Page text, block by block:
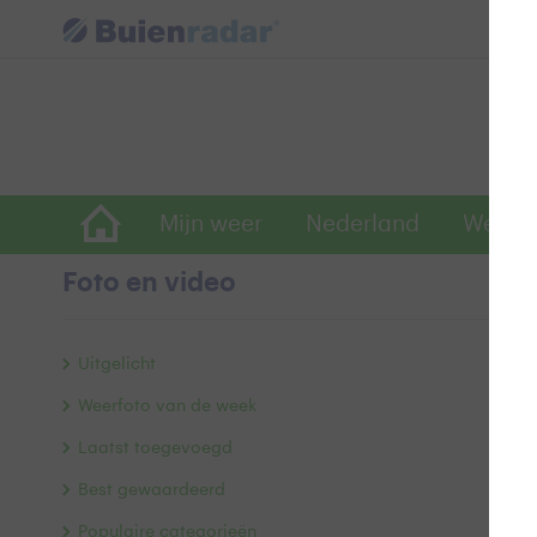
Mijn weer Nederland
Foto en video
Uitgelicht
Weerfoto van de week
Laatst toegevoegd
Best gewaardeerd
Populaire categorieën